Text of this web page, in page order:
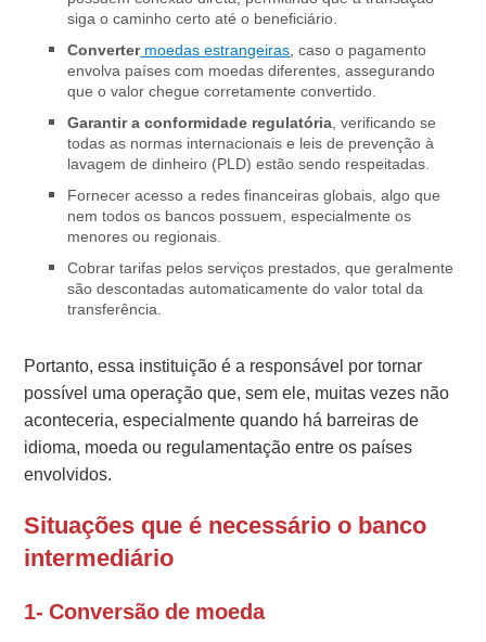
siga o caminho certo até o beneficiário.
Convertermoedas estrangeiras, caso o pagamento
envolva países com moedas diferentes, assegurando
que o valor chegue corretamente convertido.
Garantir a conformidade regulatória, verificando se
todas as normas internacionais e leis de prevenção à
lavagem de dinheiro (PLD) estão sendo respeitadas.
Fornecer acesso a redes financeiras globais, algo que
nem todos os bancos possuem, especialmente os
menores ou regionais.
Cobrar tarifas pelos serviços prestados, que geralmente
são descontadas automaticamente do valor total da
transferência.
Portanto, essa instituição é a responsável por tornar
possível uma operação que, sem ele, muitas vezes não
aconteceria, especialmente quando há barreiras de
idioma, moeda ou regulamentação entre os países
envolvidos.
Situações que é necessário o banco
intermediário
1- Conversão de moeda